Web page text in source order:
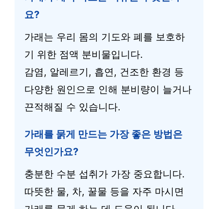
요?
가래는 우리 몸의 기도와 폐를 보호하
기 위한 점액 분비물입니다.
감염, 알레르기, 흡연, 건조한 환경 등
다양한 원인으로 인해 분비량이 늘거나
끈적해질 수 있습니다.
가래를 묽게 만드는 가장 좋은 방법은
무엇인가요?
충분한 수분 섭취가 가장 중요합니다.
따뜻한 물, 차, 꿀물 등을 자주 마시면